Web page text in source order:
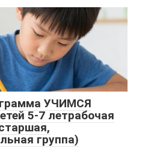
УЧИМСЯ
5-7 летрабочая
группа)